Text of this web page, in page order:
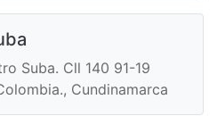
Suba. Cll 140 91-19
Cundinamarca